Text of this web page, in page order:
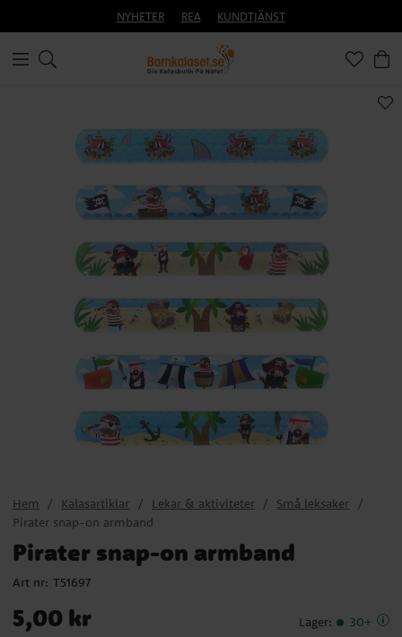
NYHETER REA KUNDTJÄNST
Hem Kalasartiklar Lekar & aktiviteter
Små leksaker
Pirater snap-on armband
Pirater snap-on armband
Art nr: T51697
Pris:5,00 kr
5,00 kr Lager: 30+